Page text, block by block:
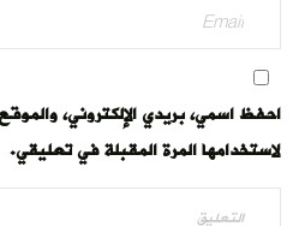
احفظ اسمي، بريدي الإلكتروني،
لاستخدامها المرة المقبلة في تعليقي.